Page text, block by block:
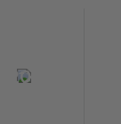
-20%